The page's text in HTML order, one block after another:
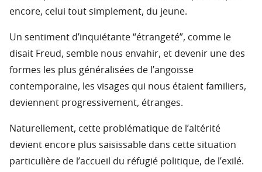
encore, celui tout simplement, du jeune.
Un sentiment d’inquiétante “étrangeté”, comme le
disait Freud, semble nous envahir, et devenir une des
formes les plus généralisées de l’angoisse
contemporaine, les visages qui nous étaient familiers,
deviennent progressivement, étranges.
Naturellement, cette problématique de l’altérité
devient encore plus saisissable dans cette situation
particulière de l’accueil du réfugié politique, de l’exilé.